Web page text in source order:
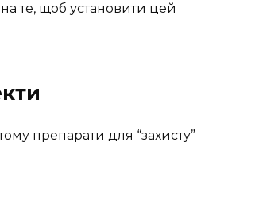
те, щоб установити цей
препарати для “захисту”